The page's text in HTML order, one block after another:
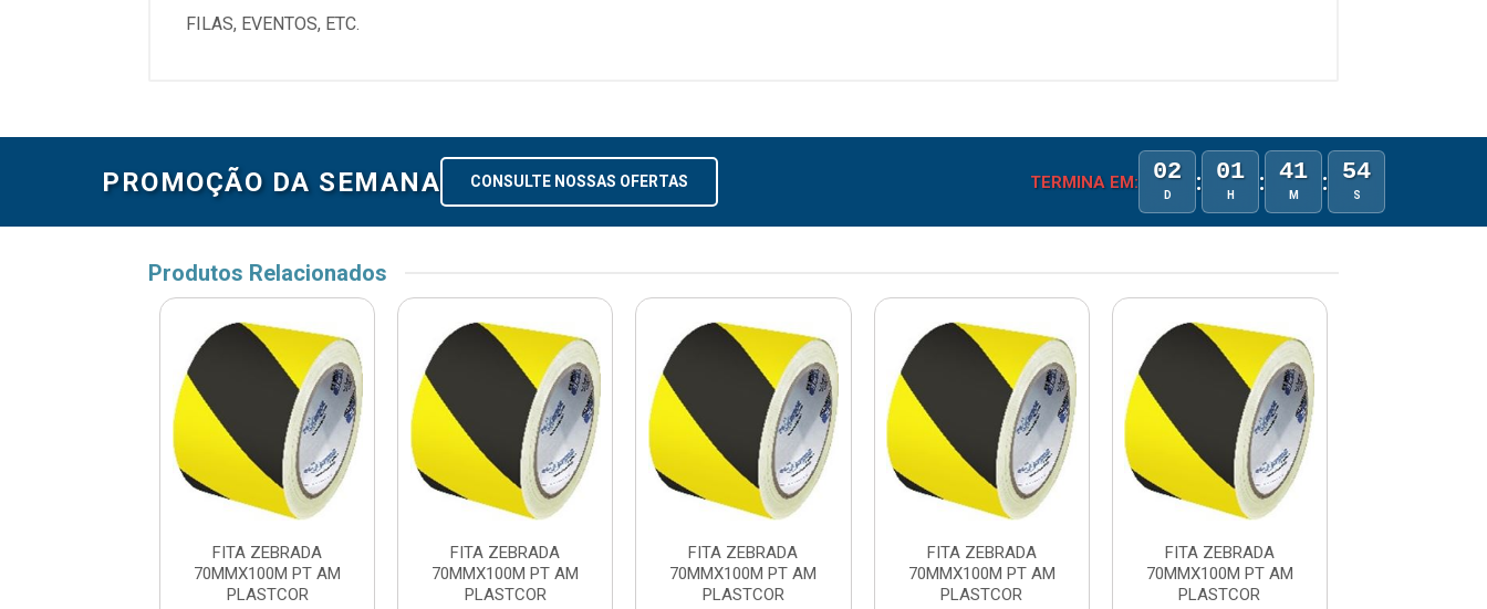
FILAS, EVENTOS, ETC.
PROMOÇÃO DA SEMANA CONSULTE NOSSAS OFERTAS TERMINA EM: 02
D : 01
H : 41
M : 54
S
Produtos Relacionados
FITA ZEBRADA
70MMX100M PT AM
PLASTCOR
FITA ZEBRADA
70MMX100M PT AM
PLASTCOR
FITA ZEBRADA
70MMX100M PT AM
PLASTCOR
FITA ZEBRADA
70MMX100M PT AM
PLASTCOR
FITA ZEBRADA
70MMX100M PT AM
PLASTCOR